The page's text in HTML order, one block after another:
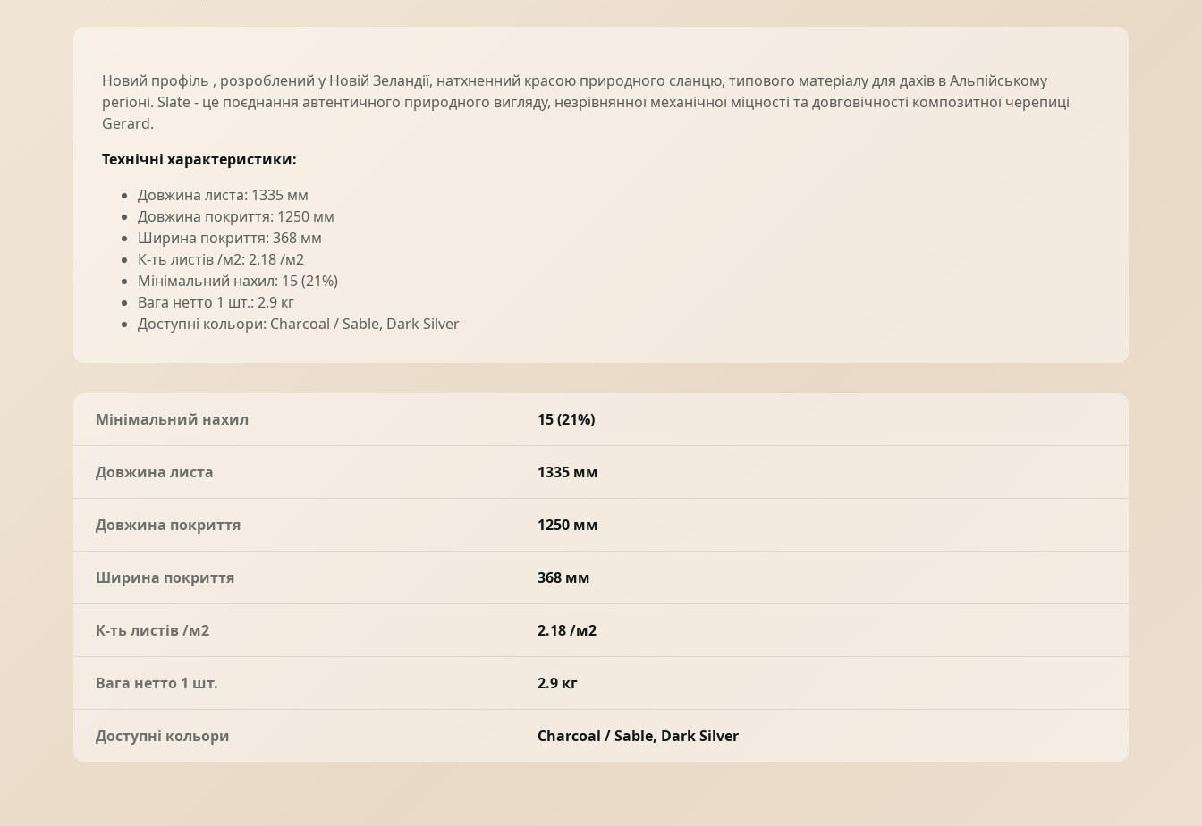
Новий профіль , розроблений у Новій Зеландії, натхненний красою природного сланцю, типового матеріалу для дахів в Альпійському
регіоні. Slate - це поєднання автентичного природного вигляду, незрівнянної механічної міцності та довговічності композитної черепиці
Gerard.
Технічні характеристики:
Довжина листа: 1335 мм
Довжина покриття: 1250 мм
Ширина покриття: 368 мм
К-ть листів /м2: 2.18 /м2
Мінімальний нахил: 15 (21%)
Вага нетто 1 шт.: 2.9 кг
Доступні кольори: Charcoal / Sable, Dark Silver
Мінімальний нахил 15 (21%)
Довжина листа 1335 мм
Довжина покриття 1250 мм
Ширина покриття 368 мм
К-ть листів /м2 2.18 /м2
Вага нетто 1 шт. 2.9 кг
Доступні кольори Charcoal / Sable, Dark Silver